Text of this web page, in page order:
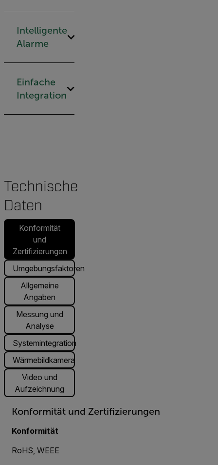
Intelligente
Alarme
Einfache
Integration
Technische
Daten
Konformität
und
Zertifizierungen
Umgebungsfaktoren
Allgemeine
Angaben
Messung und
Analyse
Systemintegration
Wärmebildkamera
Video und
Aufzeichnung
Konformität und Zertifizierungen
Konformität
RoHS, WEEE